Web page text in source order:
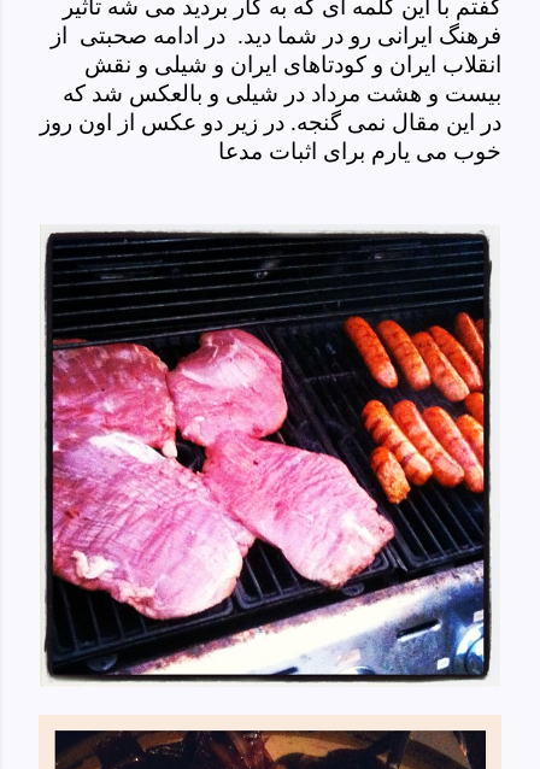
گفتم با این کلمه ای که به کار بردید می شه تاثیر
فرهنگ ایرانی رو در شما دید. در ادامه صحبتی از
انقلاب ایران و کودتاهای ایران و شیلی و نقش
بیست و هشت مرداد در شیلی و بالعکس شد که
در این مقال نمی گنجه. در زیر دو عکس از اون روز
خوب می یارم برای اثبات مدعا